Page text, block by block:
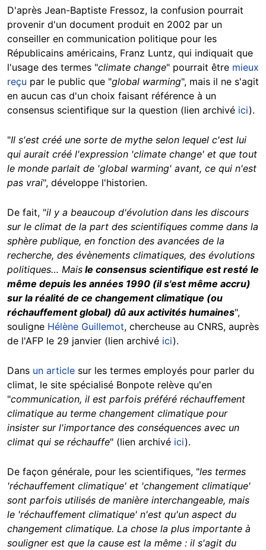
D'après Jean-Baptiste Fressoz, la confusion pourrait
provenir d'un document produit en 2002 par un
conseiller en communication politique pour les
Républicains américains, Franz Luntz, qui indiquait que
l'usage des termes "climate change" pourrait être mieux
reçu par le public que "global warming", mais il ne s'agit
en aucun cas d'un choix faisant référence à un
consensus scientifique sur la question (lien archivé ici).
"Il s'est créé une sorte de mythe selon lequel c'est lui
qui aurait créé l'expression 'climate change' et que tout
le monde parlait de 'global warming' avant, ce qui n'est
pas vrai", développe l'historien.
De fait, "il y a beaucoup d'évolution dans les discours
sur le climat de la part des scientifiques comme dans la
sphère publique, en fonction des avancées de la
recherche, des évènements climatiques, des évolutions
politiques… Mais le consensus scientifique est resté le
même depuis les années 1990 (il s'est même accru)
sur la réalité de ce changement climatique (ou
réchauffement global) dû aux activités humaines",
souligne Hélène Guillemot, chercheuse au CNRS, auprès
de l'AFP le 29 janvier (lien archivé ici).
Dans un article sur les termes employés pour parler du
climat, le site spécialisé Bonpote relève qu'en
"communication, il est parfois préféré réchauffement
climatique au terme changement climatique pour
insister sur l'importance des conséquences avec un
climat qui se réchauffe" (lien archivé ici).
De façon générale, pour les scientifiques, "les termes
'réchauffement climatique' et 'changement climatique'
sont parfois utilisés de manière interchangeable, mais
le 'réchauffement climatique' n'est qu'un aspect du
changement climatique. La chose la plus importante à
souligner est que la cause est la même : il s'agit du